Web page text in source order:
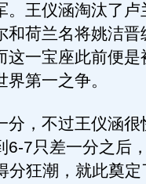
。王仪涵淘汰了卢
和荷兰名将姚洁晋
这一宝座此前便
第一之争。
，不过王仪涵很
6-7只差一分之后
分狂潮，就此奠